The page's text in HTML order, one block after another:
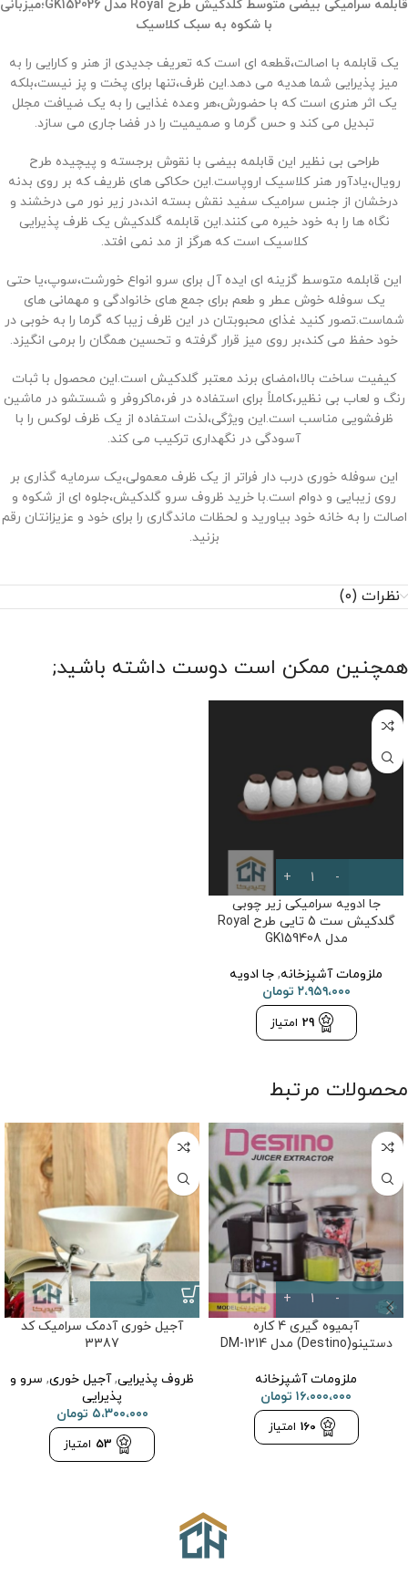
قابلمه سرامیکی بیضی متوسط گلدکیش طرح مدل
؛میزبانی
با شکوه به سبک کلاسیک
یک قابلمه با اصالت،قطعه ‌ای است که تعریف جدیدی از هنر و کارایی را به
میز پذیرایی شما هدیه می ‌دهد.این ظرف،تنها برای پخت و پز نیست،بلکه
یک اثر هنری است که با حضورش،هر وعده غذایی را به یک ضیافت مجلل
تبدیل می ‌کند و حس گرما و صمیمیت را در فضا جاری می ‌سازد.
طراحی بی ‌نظیر این قابلمه بیضی با نقوش برجسته و پیچیده طرح
رویال،یادآور هنر کلاسیک اروپاست.این حکاکی ‌های ظریف که بر روی بدنه
درخشان از جنس سرامیک سفید نقش بسته ‌اند،در زیر نور می ‌درخشند و
نگاه ‌ها را به خود خیره می ‌کنند.این قابلمه گلدکیش یک ظرف پذیرایی
کلاسیک است که هرگز از مد نمی ‌افتد.
این قابلمه متوسط گزینه‌ ای ایده‌ آل برای سرو انواع خورشت،سوپ،یا حتی
یک سوفله خوش‌ عطر و طعم برای جمع ‌های خانوادگی و مهمانی ‌های
شماست.تصور کنید غذای محبوبتان در این ظرف زیبا که گرما را به خوبی در
خود حفظ می ‌کند،بر روی میز قرار گرفته و تحسین همگان را برمی ‌انگیزد.
کیفیت ساخت بالا،امضای برند معتبر گلدکیش است.این محصول با ثبات
رنگ و لعاب بی ‌نظیر،کاملاً برای استفاده در فر،ماکروفر و شستشو در ماشین
ظرفشویی مناسب است.این ویژگی،لذت استفاده از یک ظرف لوکس را با
آسودگی در نگهداری ترکیب می ‌کند.
این سوفله خوری درب دار فراتر از یک ظرف معمولی،یک سرمایه‌ گذاری بر
روی زیبایی و دوام است.با خرید ظروف سرو گلدکیش،جلوه ‌ای از شکوه و
اصالت را به خانه خود بیاورید و لحظات ماندگاری را برای خود و عزیزانتان رقم
بزنید.
نظرات (0)
همچنین ممکن است دوست داشته باشید;
جا ادویه سرامیکی زیر چوبی
گلدکیش ست 5 تایی طرح Royal
مدل GK159408
ملزومات آشپزخانه, جا ادویه
۲،۹۵۹،۰۰۰ تومان
29 امتیاز
محصولات مرتبط
آبمیوه گیری 4 کاره
دستینو(Destino) مدل DM-1214
ملزومات آشپزخانه
۱۶،۰۰۰،۰۰۰ تومان
160 امتیاز
آجیل خوری آدمک سرامیک کد
3387
ظروف پذیرایی,آجیل خوری, سرو و
پذیرایی
۵،۳۰۰،۰۰۰ تومان
53 امتیاز